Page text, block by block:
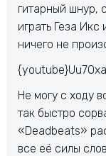
гитарный шнур,
играть Геза Икс
ничего не
Не могу с ходу
так быстро
«Deadbeats»
все её силы